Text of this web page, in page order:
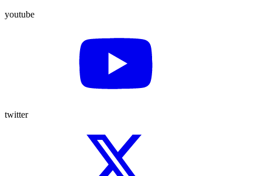
youtube
twitter